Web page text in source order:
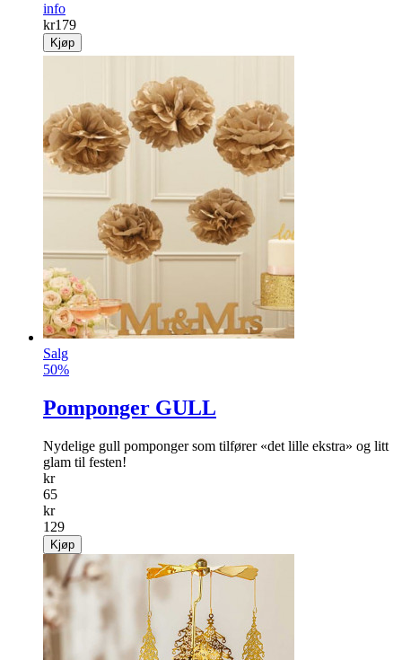
info
kr179
Kjøp
Salg
50%
Pomponger GULL
Nydelige gull pomponger som tilfører «det lille ekstra» og litt
glam til festen!
kr
65
kr
129
Kjøp